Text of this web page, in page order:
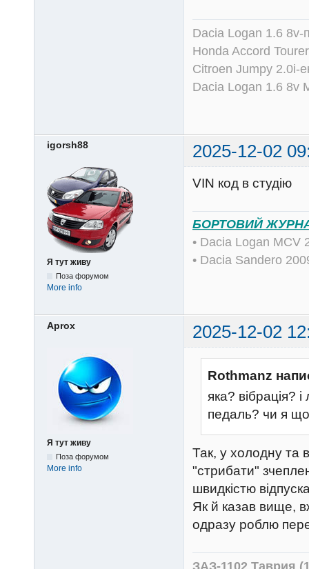
Dacia Logan 1.6
Honda Accord
Citroen Jumpy 2.0i-
Dacia Logan 1.6 8v
igorsh88 2025-12-02
Я тут живу
Поза форумом
More info
VIN код в студію
БОРТОВИЙ
• Dacia Logan
• Dacia Sandero
Aprox 2025-12-02
Я тут живу
Поза форумом
More info
Rothmanz
яка? вібрація?
педаль? чи я
Так, у холодну та
"стрибати"
швидкістю
Як й казав вище,
одразу роблю